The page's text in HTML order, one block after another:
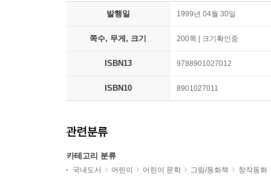
발행일 1999년 04월 30일
쪽수, 무게, 크기 200쪽 | 크기확인중
ISBN13 9788901027012
ISBN10 8901027011
관련분류
카테고리 분류
국내도서 어린이 어린이 문학 그림/동화책
창작동화